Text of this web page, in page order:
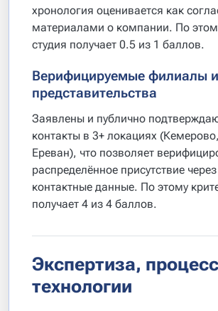
хронология оценивается как
материалами о компании. По
студия получает 0.5 из 1 баллов.
Верифицируемые филиалы и
представительства
Заявлены и публично
контакты в 3+ локациях
Ереван), что позволяет
распределённое присутствие
контактные данные. По этому
получает 4 из 4 баллов.
Экспертиза,
технологии